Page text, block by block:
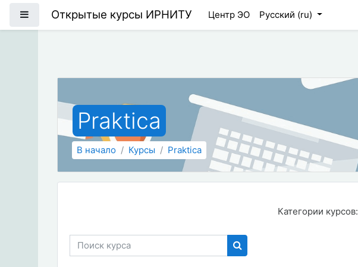
Боковая панель
Открытые курсы ИРНИТУ Центр ЭО Русский ‎(ru)‎
Praktica
В начало Курсы Praktica
Категории курсов:
Поиск курса
Поиск курса